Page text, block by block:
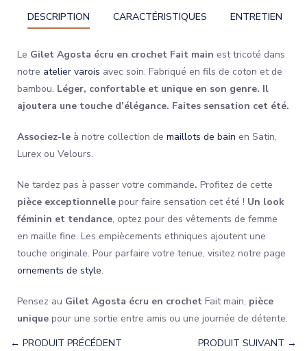
DESCRIPTION CARACTÉRISTIQUES ENTRETIEN
Le Gilet Agosta écru en crochet Fait main est tricoté dans
notre atelier varois avec soin. Fabriqué en fils de coton et de
bambou. Léger, confortable et unique en son genre. Il
ajoutera une touche d’élégance. Faites sensation cet été.
Associez-le à notre collection de maillots de bain en Satin,
Lurex ou Velours.
Ne tardez pas à passer votre commande. Profitez de cette
pièce exceptionnelle pour faire sensation cet été ! Un look
féminin et tendance, optez pour des vêtements de femme
en maille fine. Les empiècements ethniques ajoutent une
touche originale. Pour parfaire votre tenue, visitez notre page
ornements de style.
Pensez au Gilet Agosta écru en crochet Fait main, pièce
unique pour une sortie entre amis ou une journée de détente.
← PRODUIT PRÉCÉDENT
PRODUIT SUIVANT →